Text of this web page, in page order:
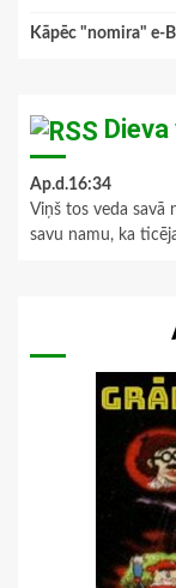
Kāpēc "nomira" e-
Ap.d.16:34
Viņš tos veda savā
savu namu, ka